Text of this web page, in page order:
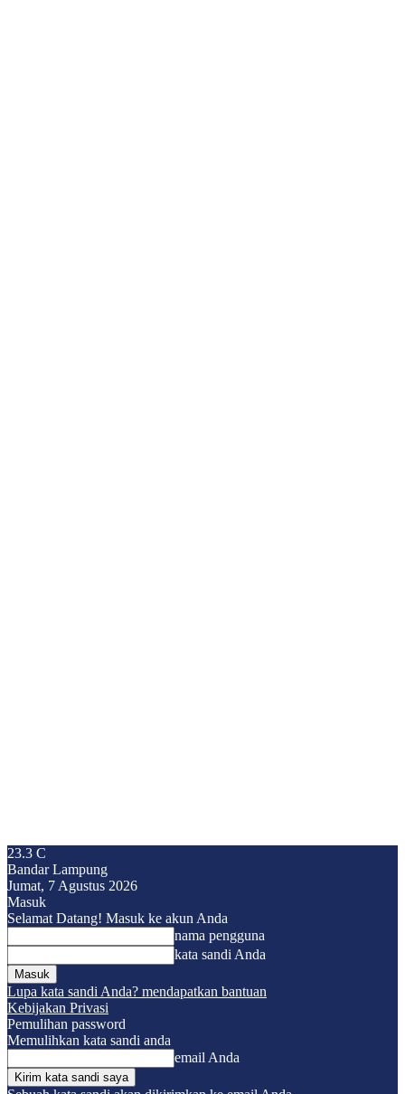
23.3 C
Bandar Lampung
Jumat, 7 Agustus 2026
Masuk
Selamat Datang! Masuk ke akun Anda
nama pengguna
kata sandi Anda
Lupa kata sandi Anda? mendapatkan bantuan
Kebijakan Privasi
Pemulihan password
Memulihkan kata sandi anda
email Anda